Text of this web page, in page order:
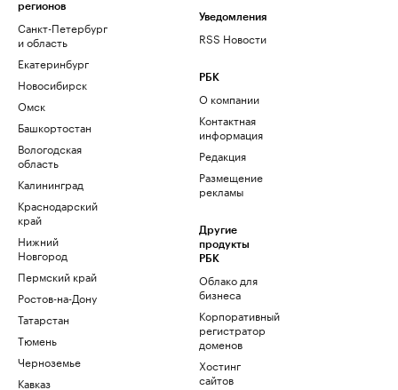
регионов
Санкт-Петербург
и область
Екатеринбург
Новосибирск
Омск
Башкортостан
Вологодская
область
Калининград
Краснодарский
край
Нижний
Новгород
Пермский край
Ростов-на-Дону
Татарстан
Тюмень
Черноземье
Кавказ
Уведомления
RSS Новости
РБК
О компании
Контактная
информация
Редакция
Размещение
рекламы
Другие
продукты
РБК
Облако для
бизнеса
Корпоративный
регистратор
доменов
Хостинг
сайтов